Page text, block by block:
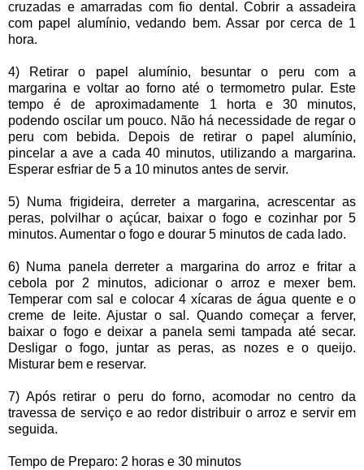
cruzadas e amarradas com fio dental. Cobrir a assadeira
com papel alumínio, vedando bem. Assar por cerca de 1
hora.
4) Retirar o papel alumínio, besuntar o peru com a
margarina e voltar ao forno até o termometro pular. Este
tempo é de aproximadamente 1 horta e 30 minutos,
podendo oscilar um pouco. Não há necessidade de regar o
peru com bebida. Depois de retirar o papel alumínio,
pincelar a ave a cada 40 minutos, utilizando a margarina.
Esperar esfriar de 5 a 10 minutos antes de servir.
5) Numa frigideira, derreter a margarina, acrescentar as
peras, polvilhar o açúcar, baixar o fogo e cozinhar por 5
minutos. Aumentar o fogo e dourar 5 minutos de cada lado.
6) Numa panela derreter a margarina do arroz e fritar a
cebola por 2 minutos, adicionar o arroz e mexer bem.
Temperar com sal e colocar 4 xícaras de água quente e o
creme de leite. Ajustar o sal. Quando começar a ferver,
baixar o fogo e deixar a panela semi tampada até secar.
Desligar o fogo, juntar as peras, as nozes e o queijo.
Misturar bem e reservar.
7) Após retirar o peru do forno, acomodar no centro da
travessa de serviço e ao redor distribuir o arroz e servir em
seguida.
Tempo de Preparo: 2 horas e 30 minutos